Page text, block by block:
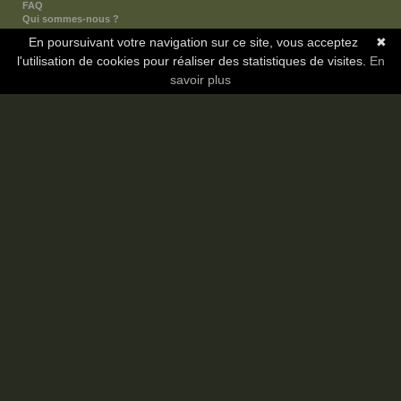
FAQ
Qui sommes-nous ?
Nos partenaires
Faites-nous connaitre
Nous contacter
✖
En poursuivant votre navigation sur ce site, vous acceptez
l'utilisation de cookies pour réaliser des statistiques de visites. En
savoir plus